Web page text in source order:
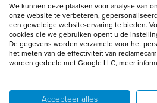
Copyright navigation
Adverteren
Autobedrijven
We kunnen deze plaatsen voor analyse van
onze website te verbeteren,
een geweldige website-ervaring te bieden.
cookies die we gebruiken opent u de
De gegevens worden verzameld voor het
het meten van de effectiviteit van
worden gedeeld met Google LLC, meer
Accepteer alles